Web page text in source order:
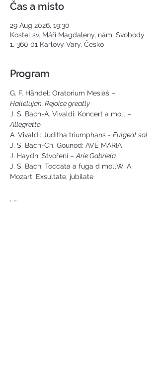
Čas a místo
29 Aug 2026, 19:30
Kostel sv. Máří Magdaleny, nám. Svobody
1, 360 01 Karlovy Vary, Česko
Program
G. F. Händel: Oratorium Mesiáš –
Hallelujah, Rejoice greatly
J. S. Bach-A. Vivaldi: Koncert a moll –
Allegretto
A. Vivaldi: Juditha triumphans - Fulgeat sol
J. S. Bach-Ch. Gounod: AVE MARIA
J. Haydn: Stvoření – Arie Gabriela
J. S. Bach: Toccata a fuga d mollW. A.
Mozart: Exsultate, jubilate
Více ...